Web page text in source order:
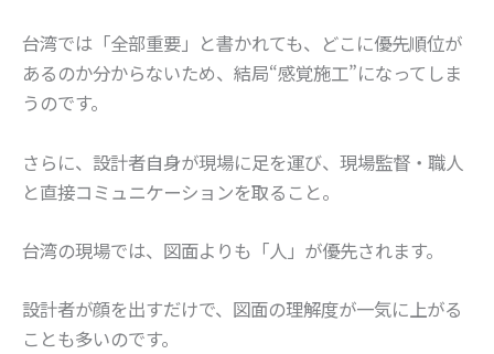
台湾では「全部重要」と書かれても、どこに優先順位が
あるのか分からないため、結局“感覚施工”になってしま
うのです。
さらに、設計者自身が現場に足を運び、現場監督・職人
と直接コミュニケーションを取ること。
台湾の現場では、図面よりも「人」が優先されます。
設計者が顔を出すだけで、図面の理解度が一気に上がる
ことも多いのです。